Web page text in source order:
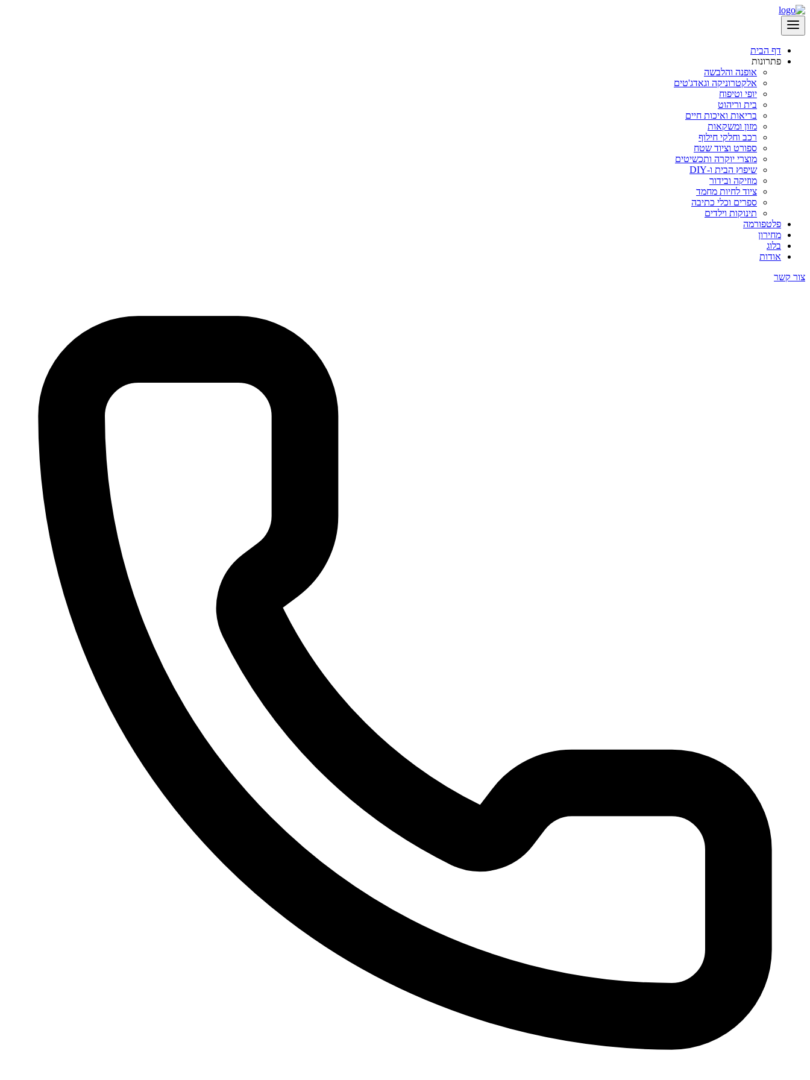
דף הבית
פתרונות
אופנה והלבשה
אלקטרוניקה וגאדג'טים
יופי וטיפוח
בית וריהוט
בריאות ואיכות חיים
מזון ומשקאות
רכב וחלקי חילוף
ספורט וציוד שטח
מוצרי יוקרה ותכשיטים
שיפוץ הבית ו-DIY
מוזיקה ובידור
ציוד לחיות מחמד
ספרים וכלי כתיבה
תינוקות וילדים
פלטפורמה
מחירון
בלוג
אודות
צור קשר